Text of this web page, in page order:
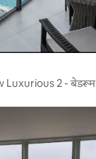
Luxurious 2 - बेडरूम